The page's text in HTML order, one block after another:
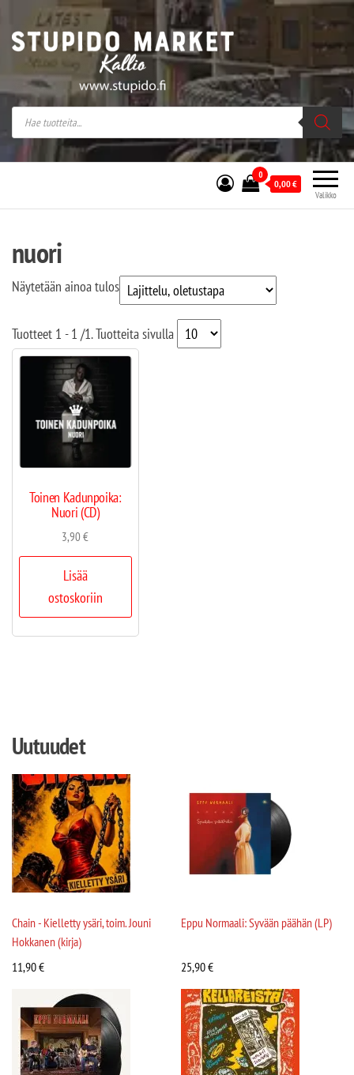
Stupido Market – verkossa ja kivijalassa
Stupido Market on vaihtoehtomusaan
erikoistunut verkko- sekä
kivijalkakauppa Helsingissä Kallion
sydämessä.
Valikko
0
0,00€
nuori
Näytetään ainoa tulos
Tuotteet 1 - 1 /1. Tuotteita sivulla
Toinen Kadunpoika:
Nuori (CD)
3,90€
Lisää
ostoskoriin
Uutuudet
Chain - Kielletty ysäri, toim. Jouni
Hokkanen (kirja)
11,90€
Eppu Normaali: Syvään päähän (LP)
25,90€